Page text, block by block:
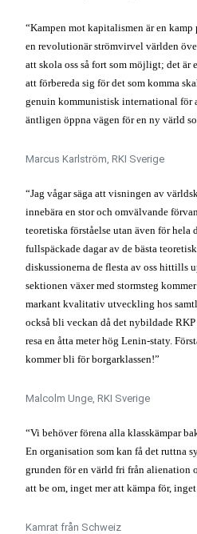
“Kampen mot kapitalismen är en
en revolutionär strömvirvel världen
att skola oss så fort som möjligt; det är
att förbereda sig för det som komma
genuin kommunistisk international för
äntligen öppna vägen för en ny värld
Marcus Karlström, RKI Sverige
“Jag vågar säga att visningen av
innebära en stor och omvälvande
teoretiska förståelse utan även för hela
fullspäckade dagar av de bästa
diskussionerna de flesta av oss hittills
sektionen växer med stormsteg
markant kvalitativ utveckling hos
också bli veckan då det nybildade
resa en åtta meter hög Lenin-staty.
kommer bli för borgarklassen!”
Malcolm Unge, RKI Sverige
“Vi behöver förena alla klasskämpar
En organisation som kan få det ruttna
grunden för en värld fri från alienation
att be om, inget mer att kämpa för,
Kamrat från Schweiz